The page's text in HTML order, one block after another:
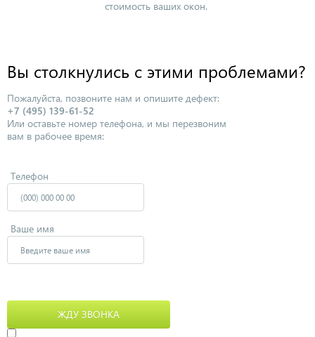
стоимость ваших окон.
Вы столкнулись с этими проблемами?
Пожалуйста, позвоните нам и опишите дефект:
+7 (495) 139-61-52
Или оставьте номер телефона, и мы перезвоним
вам в рабочее время:
Телефон
Ваше имя